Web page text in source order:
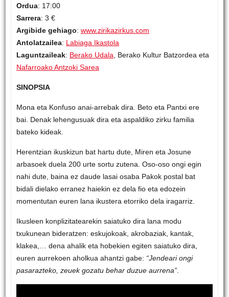
Ordua: 17:00
Sarrera: 3 €
Argibide gehiago: www.zirikazirkus.com
Antolatzailea: Labiaga Ikastola
Laguntzaileak: Berako Udala , Berako Kultur Batzordea eta
Nafarroako Antzoki Sarea
SINOPSIA
Mona eta Konfuso anai-arrebak dira. Beto eta Pantxi ere
bai. Denak lehengusuak dira eta aspaldiko zirku familia
bateko kideak.
Herentzian ikuskizun bat hartu dute, Miren eta Josune
arbasoek duela 200 urte sortu zutena. Oso-oso ongi egin
nahi dute, baina ez daude lasai osaba Pakok postal bat
bidali dielako erranez haiekin ez dela fio eta edozein
momentutan euren lana ikustera etorriko dela iragarriz.
Ikusleen konplizitatearekin saiatuko dira lana modu
txukunean bideratzen: eskujokoak, akrobaziak, kantak,
klakea,… dena ahalik eta hobekien egiten saiatuko dira,
euren aurrekoen aholkua ahantzi gabe: “Jendeari ongi
pasarazteko, zeuek gozatu behar duzue aurrena”.